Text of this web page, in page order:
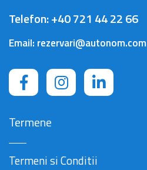
Telefon:+40 721 44 22 66
Email: rezervari@autonom.com
Termene
Termeni si Conditii